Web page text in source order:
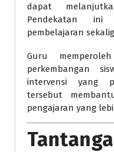
dapat
Pendekatan ini
pembelajaran
Guru
perkembangan
intervensi yang
tersebut
pengajaran yang